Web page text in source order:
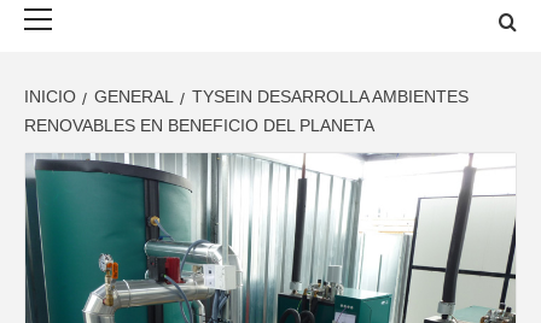
INICIO GENERAL
TYSEIN DESARROLLA AMBIENTES
RENOVABLES EN BENEFICIO DEL PLANETA